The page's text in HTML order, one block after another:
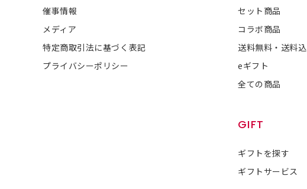
催事情報
メディア
特定商取引法に基づく表記
プライバシーポリシー
セット商品
コラボ商品
送料無料・送料込
eギフト
全ての商品
GIFT
ギフトを探す
ギフトサービス